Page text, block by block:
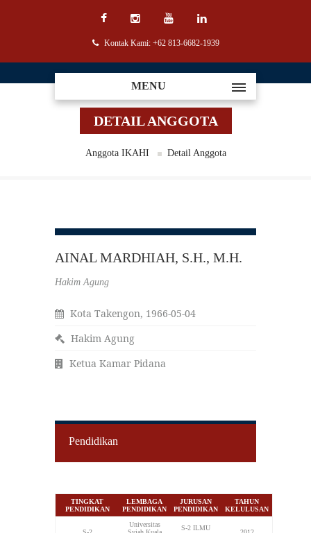
Kontak Kami: +62 813-6682-1939
MENU
DETAIL ANGGOTA
Anggota IKAHI Detail Anggota
AINAL MARDHIAH, S.H., M.H.
Hakim Agung
Kota Takengon, 1966-05-04
Hakim Agung
Ketua Kamar Pidana
Pendidikan
TINGKAT
PENDIDIKAN
LEMBAGA
PENDIDIKAN
JURUSAN
PENDIDIKAN
TAHUN
KELULUSAN
Universitas
S-2 ILMU